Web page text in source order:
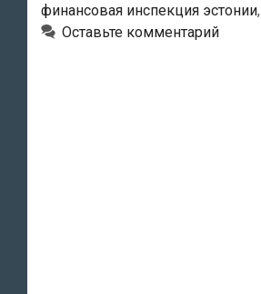
или
финансовая инспекция эстонии,
Оставьте комментарий